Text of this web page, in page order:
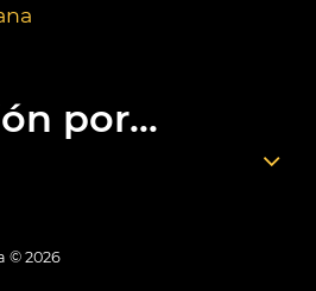
por...
© 2026